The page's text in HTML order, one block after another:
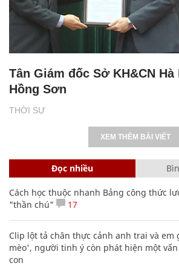
THỜI SỰ
Tân Giám đốc Sở KH&CN Hà
Hồng Sơn
XEM THÊM BÀI VIẾT
Đọc nhiều
Cách học thuộc nhanh Bảng công thức
"thần chú"
17
Clip lột tả chân thực cảnh anh trai và em
mèo', người tinh ý còn phát hiện một
con